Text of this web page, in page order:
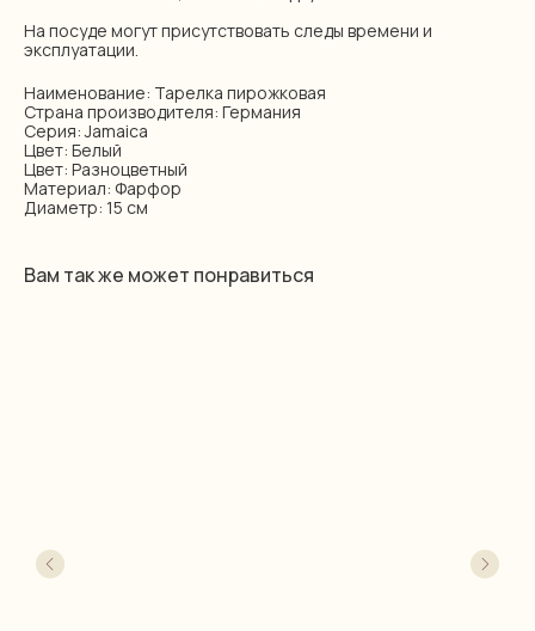
На посуде могут присутствовать следы времени и
эксплуатации.
Наименование: Тарелка пирожковая
Страна производителя: Германия
Серия: Jamaica
Цвет: Белый
Цвет: Разноцветный
Материал: Фарфор
Диаметр: 15 см
Вам так же может понравиться